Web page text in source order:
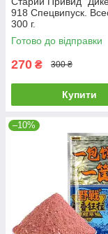
918 Спецвипуск.
300 г.
Готово до відправки
270 ₴ 300 ₴
Купити
–10%